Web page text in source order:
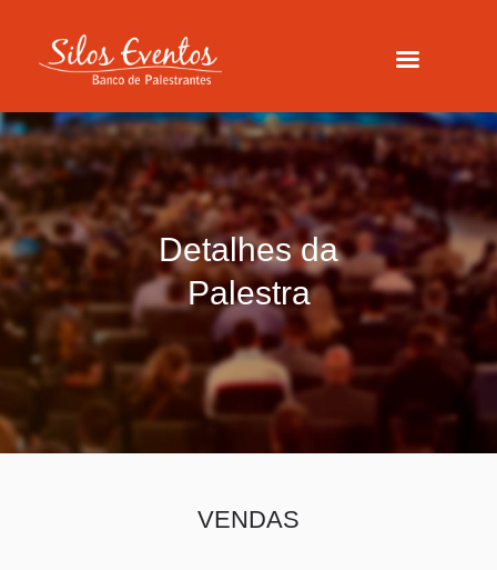
Detalhes da
Palestra
VENDAS